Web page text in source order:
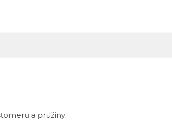
a pružiny